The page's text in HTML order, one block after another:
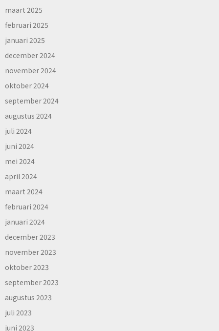
maart 2025
februari 2025
januari 2025
december 2024
november 2024
oktober 2024
september 2024
augustus 2024
juli 2024
juni 2024
mei 2024
april 2024
maart 2024
februari 2024
januari 2024
december 2023
november 2023
oktober 2023
september 2023
augustus 2023
juli 2023
juni 2023